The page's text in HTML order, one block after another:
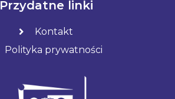
Przydatne linki
Kontakt
Polityka prywatności